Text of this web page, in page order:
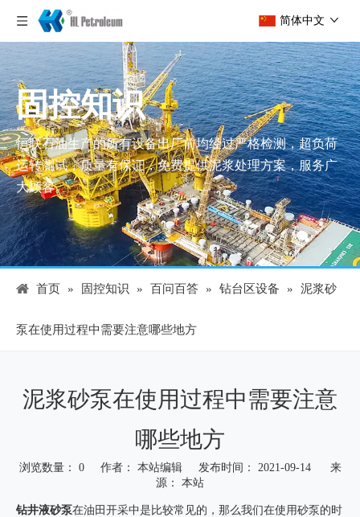
简体中文
固控知识
恒联石油生产的所有设备出厂前均经过严格检测，超负荷
运转测试，质量有保证，免费提供泥浆处理方案，服务广
大顾客。
首页 » 固控知识 » 百问百答 » 钻台区设备 » 泥浆砂
泵在使用过程中需要注意哪些地方
泥浆砂泵在使用过程中需要注意
哪些地方
浏览数量： 0作者： 本站编辑 发布时间： 2021-09-14 来
源： 本站
["wechat","weibo","qzone","douban","email"]
钻井液砂泵在油田开采中是比较常见的，那么我们在使用砂泵的时